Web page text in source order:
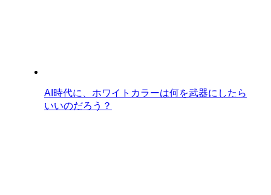
AI時代に、ホワイトカラーは何を武器にしたら
いいのだろう？